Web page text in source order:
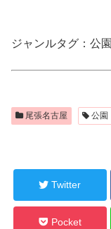
ジャンルタグ：公園
尾張名古屋 公園
Twitter
Pocket